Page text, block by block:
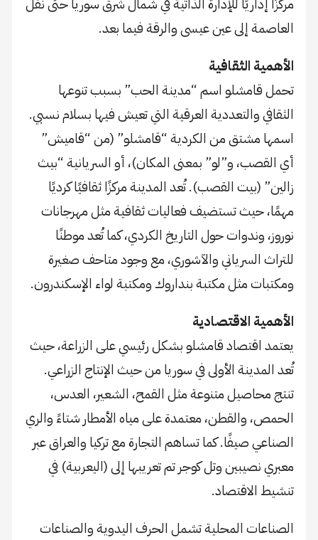
العاصمة إلى عين عيسى والرقة فيما بعد.
الأهمية الثقافية
تحمل قامشلو اسم “مدينة الحب” بسبب تنوعها
الثقافي والتعددية العرقية التي تعيش فيها بسلام نسبي.
اسمها مشتق من الكردية “قامشلو” (من “قاميش”
أي القصب، و”لو” بمعنى المكان)، أو السريانية “بيث
زالين” (بيت القصب). تُعد المدينة مركزًا ثقافيًا كرديًا
مهمًا، حيث تستضيف فعاليات ثقافية مثل مهرجانات
نوروز، وندوات حول التاريخ الكردي، كما تُعد موطنًا
للتراث السرياني والآشوري، مع وجود متاحف صغيرة
ومكتبات مثل مكتبة بنداروك ومكتبة لواء الإسكندرون.
الأهمية الاقتصادية
يعتمد اقتصاد قامشلو بشكل رئيسي على الزراعة، حيث
تُعد المدينة الأولى في سوريا من حيث الإنتاج الزراعي.
تنتج محاصيل متنوعة مثل القمح، الشعير، العدس،
الحمص، والقطن، معتمدة على مياه الأمطار شتاءً والري
الصناعي صيفًا. كما تساهم التجارة مع تركيا والعراق عبر
معبري نصيبين وتل كوجر تم تعريبها إلى (اليعربية) في
تنشيط الاقتصاد.
الصناعات المحلية تشمل الحرف اليدوية والصناعات